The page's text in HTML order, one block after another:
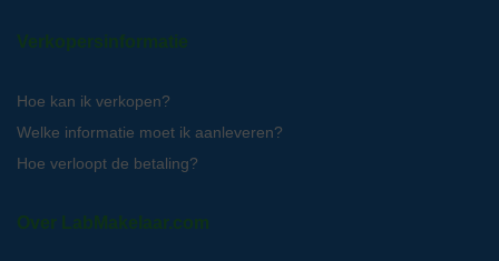
Verkopersinformatie
Hoe kan ik verkopen?
Welke informatie moet ik aanleveren?
Hoe verloopt de betaling?
Over LabMakelaar.com